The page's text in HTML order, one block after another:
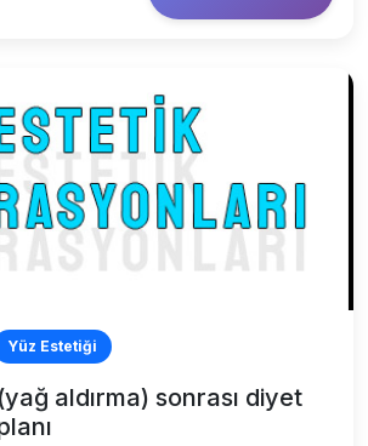
Yüz Estetiği
aldırma) sonrası diyet